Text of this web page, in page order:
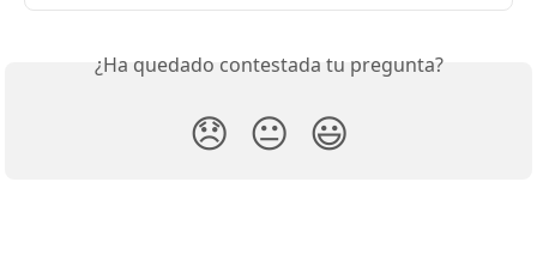
¿Ha quedado contestada tu pregunta?
😞 😐 😃